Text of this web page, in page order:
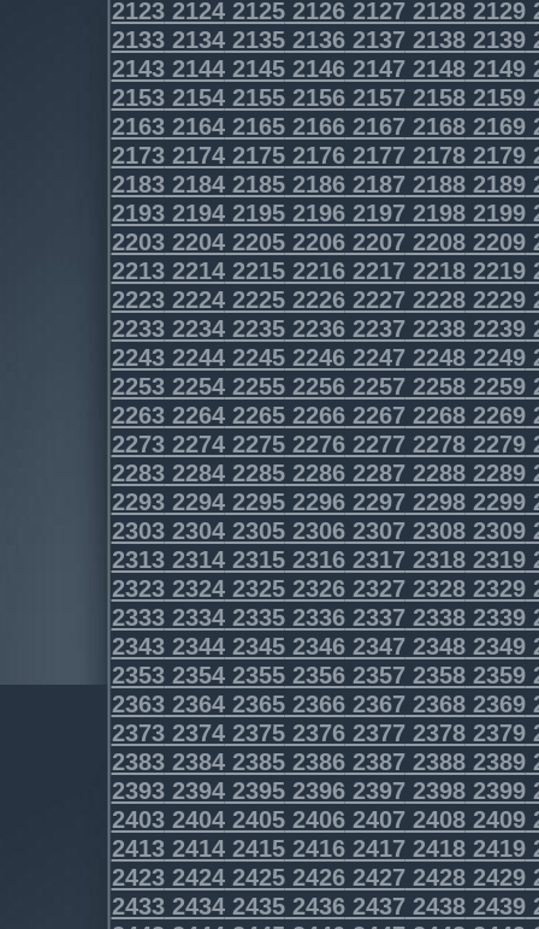
2123212421252126212721282129
2133213421352136213721382139
2143214421452146214721482149
2153215421552156215721582159
2163216421652166216721682169
2173217421752176217721782179
2183218421852186218721882189
2193219421952196219721982199
2203220422052206220722082209
2213221422152216221722182219
2223222422252226222722282229
2233223422352236223722382239
2243224422452246224722482249
2253225422552256225722582259
2263226422652266226722682269
2273227422752276227722782279
2283228422852286228722882289
2293229422952296229722982299
2303230423052306230723082309
2313231423152316231723182319
2323232423252326232723282329
2333233423352336233723382339
2343234423452346234723482349
2353235423552356235723582359
2363236423652366236723682369
2373237423752376237723782379
2383238423852386238723882389
2393239423952396239723982399
2403240424052406240724082409
2413241424152416241724182419
2423242424252426242724282429
2433243424352436243724382439